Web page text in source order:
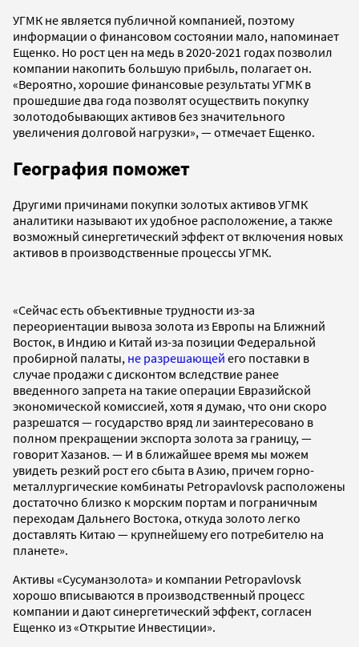
УГМК не является публичной компанией, поэтому
информации о финансовом состоянии мало, напоминает
Ещенко. Но рост цен на медь в 2020-2021 годах позволил
компании накопить большую прибыль, полагает он.
«Вероятно, хорошие финансовые результаты УГМК в
прошедшие два года позволят осуществить покупку
золотодобывающих активов без значительного
увеличения долговой нагрузки», — отмечает Ещенко.
География поможет
Другими причинами покупки золотых активов УГМК
аналитики называют их удобное расположение, а также
возможный синергетический эффект от включения новых
активов в производственные процессы УГМК.
«Сейчас есть объективные трудности из-за
переориентации вывоза золота из Европы на Ближний
Восток, в Индию и Китай из-за позиции Федеральной
пробирной палаты, не разрешающей его поставки в
случае продажи с дисконтом вследствие ранее
введенного запрета на такие операции Евразийской
экономической комиссией, хотя я думаю, что они скоро
разрешатся — государство вряд ли заинтересовано в
полном прекращении экспорта золота за границу, —
говорит Хазанов. — И в ближайшее время мы можем
увидеть резкий рост его сбыта в Азию, причем горно-
металлургические комбинаты Petropavlovsk расположены
достаточно близко к морским портам и пограничным
переходам Дальнего Востока, откуда золото легко
доставлять Китаю — крупнейшему его потребителю на
планете».
Активы «Сусуманзолота» и компании Petropavlovsk
хорошо вписываются в производственный процесс
компании и дают синергетический эффект, согласен
Ещенко из «Открытие Инвестиции».